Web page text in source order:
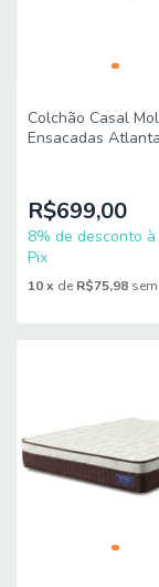
Colchão Casal
Ensacadas Atlanta
R$699,00
8% de desconto
Pix
10x de R$75,98